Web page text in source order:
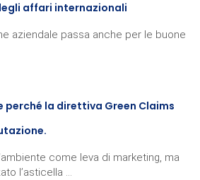
affari internazionali
aziendale passa anche per le buone
perché la direttiva Green Claims
come leva di marketing, ma
l’asticella ...